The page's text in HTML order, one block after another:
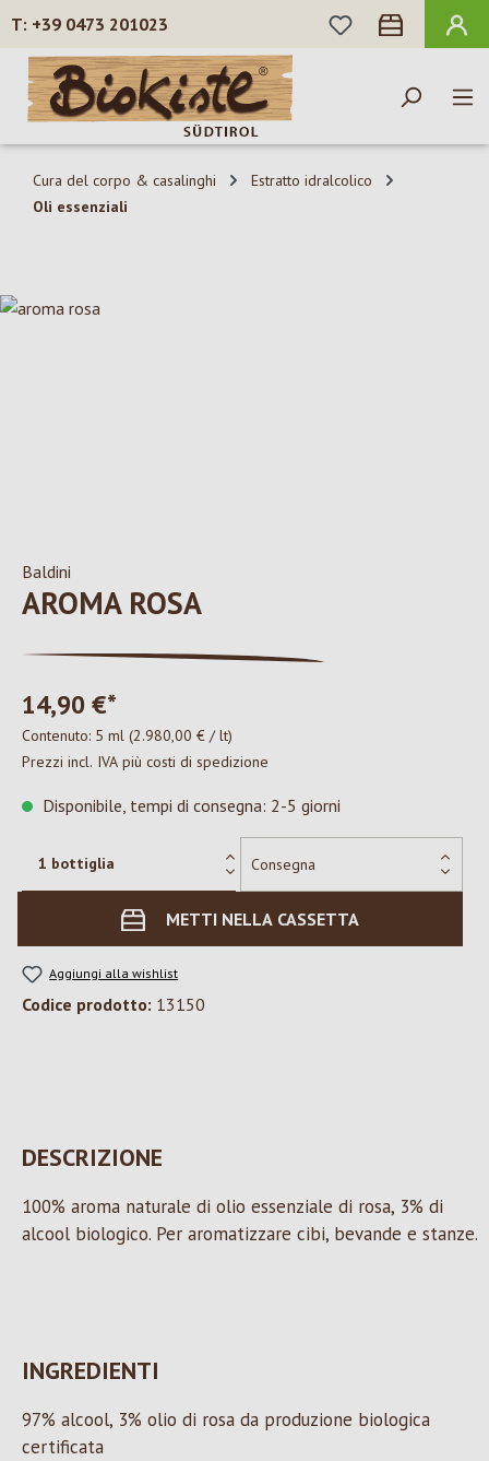
Passa al contenuto principale
+39 0473 201023
HAI 0 ARTICOLI
Cura del corpo & casalinghi
Estratto idralcolico
Oli essenziali
Salta la galleria di immagini
Baldini
AROMA ROSA
14,90 €*
Contenuto: 5 ml (2.980,00 € / lt)
Prezzi incl. IVA più costi di spedizione
Disponibile, tempi di consegna: 2-5 giorni
METTI NELLA CASSETTA
Aggiungi alla wishlist
Codice prodotto: 13150
DESCRIZIONE
100% aroma naturale di olio essenziale di rosa, 3% di
alcool biologico. Per aromatizzare cibi, bevande e stanze.
INGREDIENTI
97% alcool, 3% olio di rosa da produzione biologica
certificata